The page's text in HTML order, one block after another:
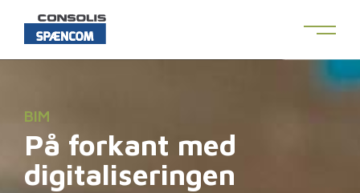
BIM
På forkant med
digitaliseringen